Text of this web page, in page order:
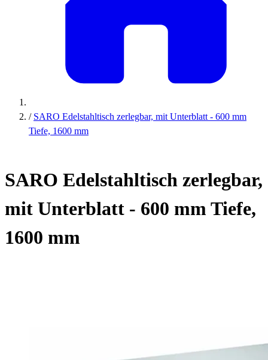
/ SARO Edelstahltisch zerlegbar, mit Unterblatt - 600 mm
Tiefe, 1600 mm
SARO Edelstahltisch zerlegbar,
mit Unterblatt - 600 mm Tiefe,
1600 mm